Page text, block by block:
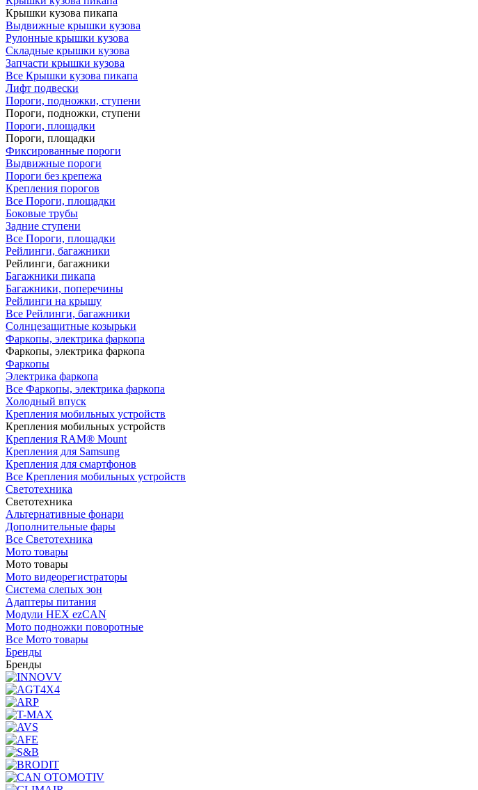
Крышки кузова пикапа
Выдвижные крышки кузова
Рулонные крышки кузова
Складные крышки кузова
Запчасти крышки кузова
Все Крышки кузова пикапа
Лифт подвески
Пороги, подножки, ступени
Пороги, подножки, ступени
Пороги, площадки
Пороги, площадки
Фиксированные пороги
Выдвижные пороги
Пороги без крепежа
Крепления порогов
Все Пороги, площадки
Боковые трубы
Задние ступени
Все Пороги, площадки
Рейлинги, багажники
Рейлинги, багажники
Багажники пикапа
Багажники, поперечины
Рейлинги на крышу
Все Рейлинги, багажники
Солнцезащитные козырьки
Фаркопы, электрика фаркопа
Фаркопы, электрика фаркопа
Фаркопы
Электрика фаркопа
Все Фаркопы, электрика фаркопа
Холодный впуск
Крепления мобильных устройств
Крепления мобильных устройств
Крепления RAM® Mount
Крепления для Samsung
Крепления для смартфонов
Все Крепления мобильных устройств
Светотехника
Светотехника
Альтернативные фонари
Дополнительные фары
Все Светотехника
Мото товары
Мото товары
Мото видеорегистраторы
Система слепых зон
Адаптеры питания
Модули HEX ezCAN
Мото подножки поворотные
Все Мото товары
Бренды
Бренды